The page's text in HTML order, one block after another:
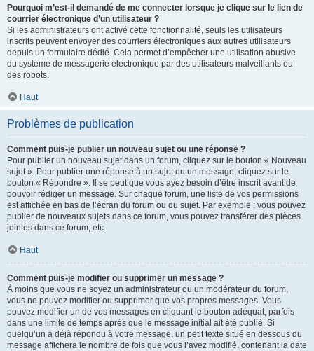
Pourquoi m’est-il demandé de me connecter lorsque je clique sur le lien de
courrier électronique d’un utilisateur ?
Si les administrateurs ont activé cette fonctionnalité, seuls les utilisateurs
inscrits peuvent envoyer des courriers électroniques aux autres utilisateurs
depuis un formulaire dédié. Cela permet d’empêcher une utilisation abusive
du système de messagerie électronique par des utilisateurs malveillants ou
des robots.
Haut
Problèmes de publication
Comment puis-je publier un nouveau sujet ou une réponse ?
Pour publier un nouveau sujet dans un forum, cliquez sur le bouton « Nouveau
sujet ». Pour publier une réponse à un sujet ou un message, cliquez sur le
bouton « Répondre ». Il se peut que vous ayez besoin d’être inscrit avant de
pouvoir rédiger un message. Sur chaque forum, une liste de vos permissions
est affichée en bas de l’écran du forum ou du sujet. Par exemple : vous pouvez
publier de nouveaux sujets dans ce forum, vous pouvez transférer des pièces
jointes dans ce forum, etc.
Haut
Comment puis-je modifier ou supprimer un message ?
À moins que vous ne soyez un administrateur ou un modérateur du forum,
vous ne pouvez modifier ou supprimer que vos propres messages. Vous
pouvez modifier un de vos messages en cliquant le bouton adéquat, parfois
dans une limite de temps après que le message initial ait été publié. Si
quelqu’un a déjà répondu à votre message, un petit texte situé en dessous du
message affichera le nombre de fois que vous l’avez modifié, contenant la date